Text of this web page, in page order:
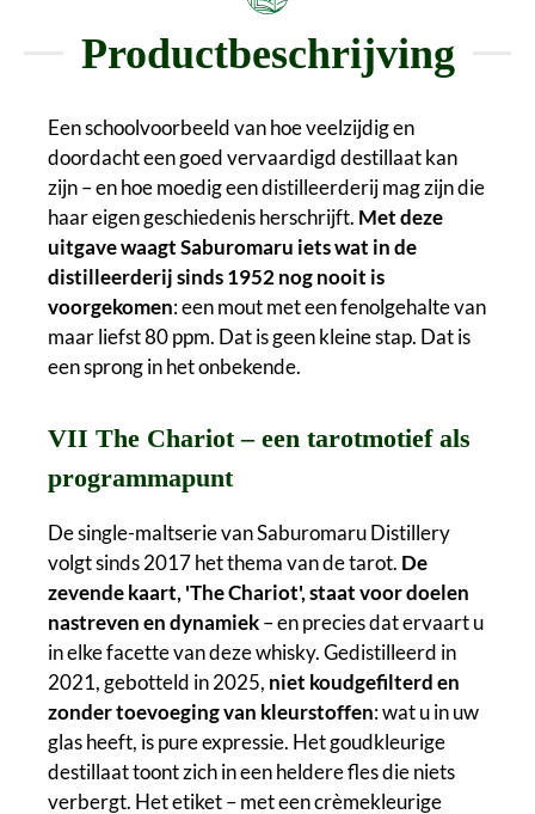
Productbeschrijving
Een schoolvoorbeeld van hoe veelzijdig en
doordacht een goed vervaardigd destillaat kan
zijn – en hoe moedig een distilleerderij mag zijn die
haar eigen geschiedenis herschrijft. Met deze
uitgave waagt Saburomaru iets wat in de
distilleerderij sinds 1952 nog nooit is
voorgekomen: een mout met een fenolgehalte van
maar liefst 80 ppm. Dat is geen kleine stap. Dat is
een sprong in het onbekende.
VII The Chariot – een tarotmotief als
programmapunt
De single-maltserie van Saburomaru Distillery
volgt sinds 2017 het thema van de tarot. De
zevende kaart, 'The Chariot', staat voor doelen
nastreven en dynamiek– en precies dat ervaart u
in elke facette van deze whisky. Gedistilleerd in
2021, gebotteld in 2025, niet koudgefilterd en
zonder toevoeging van kleurstoffen: wat u in uw
glas heeft, is pure expressie. Het goudkleurige
destillaat toont zich in een heldere fles die niets
verbergt. Het etiket – met een crèmekleurige